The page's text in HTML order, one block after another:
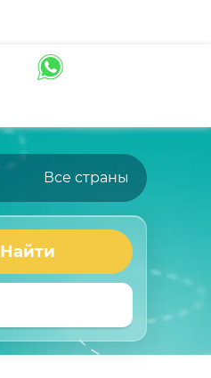
Все страны
Найти